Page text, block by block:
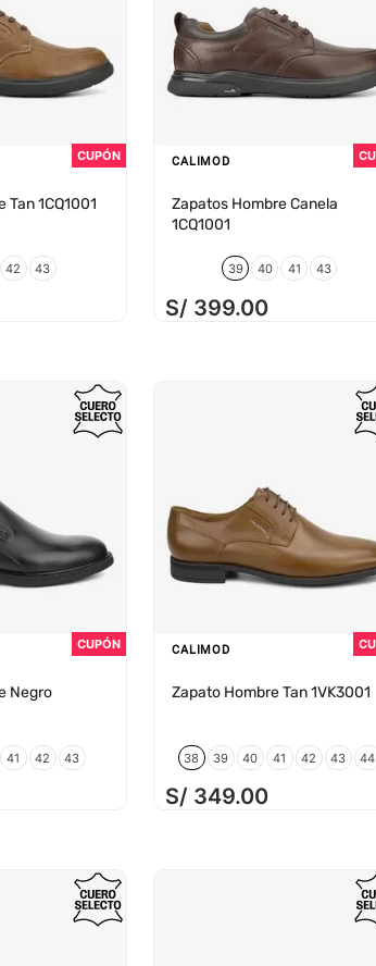
1CQ1001
42 43
CALIMOD
Zapatos Hombre Canela
1CQ1001
39 40 41 43
S/ 399.00
Negro
41 42 43
CALIMOD
Zapato Hombre Tan 1VK3001
38 39 40 41 42 43 44
S/ 349.00